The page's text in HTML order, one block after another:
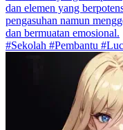
dan elemen yang
pengasuhan namun
dan bermuatan emosional.
#Sekolah #Pembantu